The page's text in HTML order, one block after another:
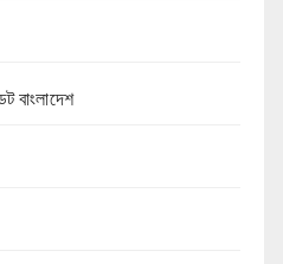
বাংলাদেশ